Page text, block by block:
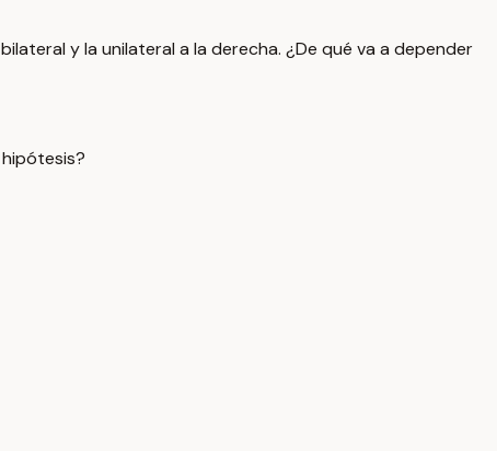
y la unilateral a la derecha. ¿De qué va a depender